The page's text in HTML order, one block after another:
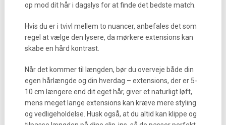
op mod dit hår i dagslys for at finde det bedste match.
Hvis du er i tvivl mellem to nuancer, anbefales det som
regel at vælge den lysere, da mørkere extensions kan
skabe en hård kontrast.
Når det kommer til længden, bør du overveje både din
egen hårlængde og din hverdag – extensions, der er 5-
10 cm længere end dit eget hår, giver et naturligt løft,
mens meget lange extensions kan kræve mere styling
og vedligeholdelse. Husk også, at du altid kan klippe og